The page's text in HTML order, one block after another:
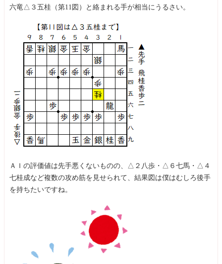
六竜△３五桂（第11図）と絡まれる手が相当にうるさい。
ＡＩの評価値は先手悪くないものの、△２八歩・△６七馬・△４
七桂成など複数の攻め筋を見せられて、結果図は僕はむしろ後手
を持ちたいですね。